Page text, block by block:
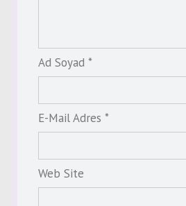
Ad Soyad *
E-Mail Adres *
Web Site